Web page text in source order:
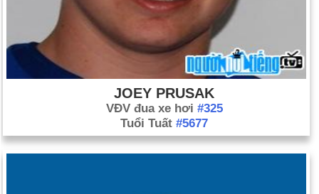
JOEY PRUSAK
VĐV đua xe hơi #325
Tuổi Tuất #5677